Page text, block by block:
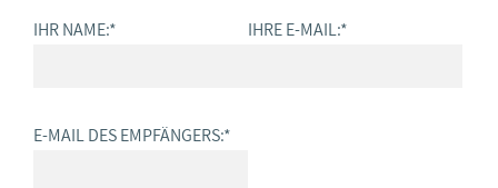
IHR NAME:* IHRE E-MAIL:*
E-MAIL DES EMPFÄNGERS:*